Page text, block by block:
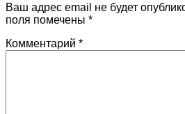
Ваш адрес email не будет
поля помечены *
Комментарий *